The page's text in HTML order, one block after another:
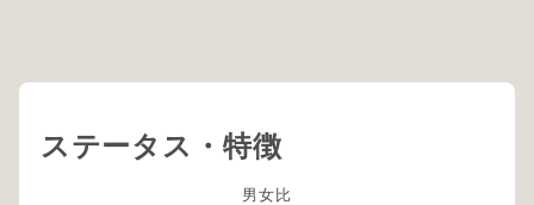
ステータス・特徴
男女比